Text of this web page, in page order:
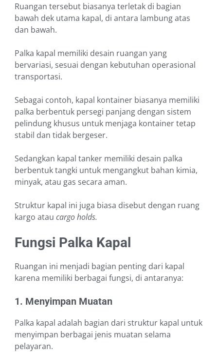
Ruangan tersebut biasanya terletak di bagian
bawah dek utama kapal, di antara lambung atas
dan bawah.
Palka kapal memiliki desain ruangan yang
bervariasi, sesuai dengan kebutuhan operasional
transportasi.
Sebagai contoh, kapal kontainer biasanya memiliki
palka berbentuk persegi panjang dengan sistem
pelindung khusus untuk menjaga kontainer tetap
stabil dan tidak bergeser.
Sedangkan kapal tanker memiliki desain palka
berbentuk tangki untuk mengangkut bahan kimia,
minyak, atau gas secara aman.
Struktur kapal ini juga biasa disebut dengan ruang
kargo atau cargo holds.
Fungsi Palka Kapal
Ruangan ini menjadi bagian penting dari kapal
karena memiliki berbagai fungsi, di antaranya:
1. Menyimpan Muatan
Palka kapal adalah bagian dari struktur kapal untuk
menyimpan berbagai jenis muatan selama
pelayaran.